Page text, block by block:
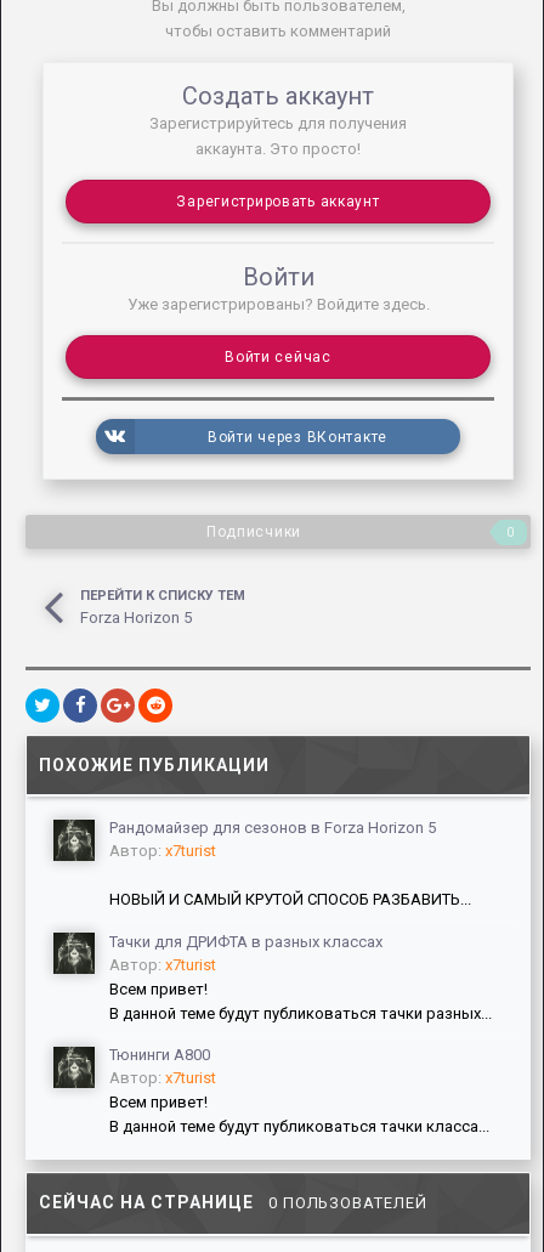
Вы должны быть пользователем,
чтобы оставить комментарий
Создать аккаунт
Зарегистрируйтесь для получения
аккаунта. Это просто!
Зарегистрировать аккаунт
Войти
Уже зарегистрированы? Войдите здесь.
Войти сейчас
Войти через ВКонтакте
Подписчики 0
ПЕРЕЙТИ К СПИСКУ ТЕМ
Forza Horizon 5
ПОХОЖИЕ ПУБЛИКАЦИИ
Рандомайзер для сезонов в Forza Horizon 5
Автор: x7turist
НОВЫЙ И САМЫЙ КРУТОЙ СПОСОБ РАЗБАВИТЬ...
Тачки для ДРИФТА в разных классах
Автор: x7turist
Всем привет!
В данной теме будут публиковаться тачки разных...
Тюнинги А800
Автор: x7turist
Всем привет!
В данной теме будут публиковаться тачки класса...
СЕЙЧАС НА СТРАНИЦЕ 0 ПОЛЬЗОВАТЕЛЕЙ